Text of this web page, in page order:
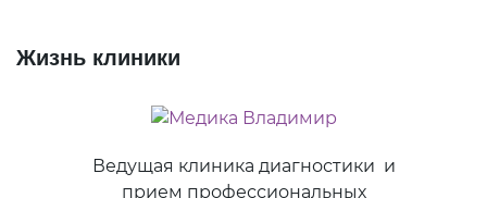
Жизнь клиники
Ведущая клиника диагностики и
прием профессиональных